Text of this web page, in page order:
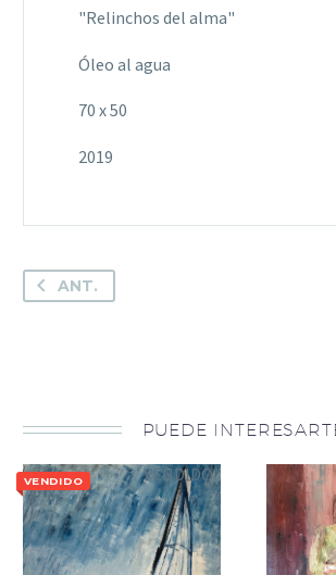
"Relinchos del alma"
Óleo al agua
70 x 50
2019
ANT.
PUEDE
VENDIDO VENDIDO